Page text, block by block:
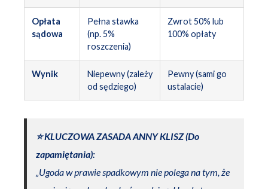
Opłata
sądowa
Pełna stawka
(np. 5%
roszczenia)
Zwrot 50% lub
100% opłaty
Wynik
Niepewny (zależy
od sędziego)
Pewny (sami go
ustalacie)
⭐️ KLUCZOWA ZASADA ANNY KLISZ (Do
zapamiętania):
„Ugoda w prawie spadkowym nie polega na tym, że